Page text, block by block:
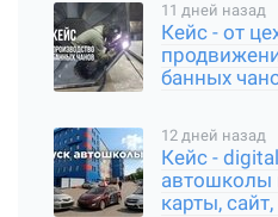
11 дней назад
Кейс - от
банных
12 дней назад
Кейс -
автошколы
карты,